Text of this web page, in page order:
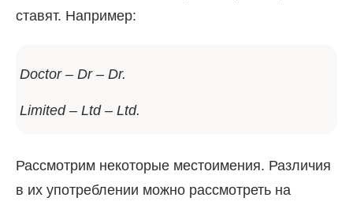
ставят. Например:
Doctor – Dr – Dr.
Limited – Ltd – Ltd.
Рассмотрим некоторые местоимения. Различия
в их употреблении можно рассмотреть на